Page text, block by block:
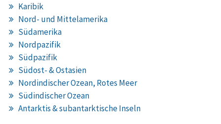
Karibik
Nord- und Mittelamerika
Südamerika
Nordpazifik
Südpazifik
Südost- & Ostasien
Nordindischer Ozean, Rotes Meer
Südindischer Ozean
Antarktis & subantarktische Inseln